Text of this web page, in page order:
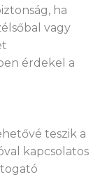
ha
vagy
érdekel a
teszik a
kapcsolatos